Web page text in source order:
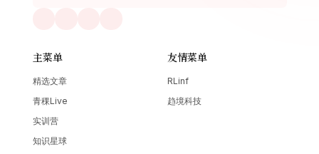
主菜单
精选文章
青稞Live
实训营
知识星球
友情菜单
RLinf
趋境科技